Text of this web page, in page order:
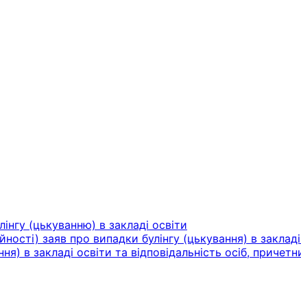
(цькуванню) в закладі освіти
заяв про випадки булінгу (цькування) в закладі
в закладі освіти та відповідальність осіб,